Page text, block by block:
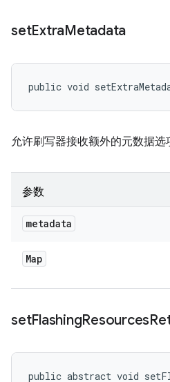
setExtraMetadata
public void
允许刷写器接收额外的元数据选
参数
metadata
Map
setFlashingResources
public abstract void